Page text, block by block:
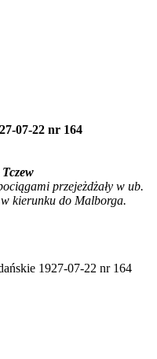
07-22 nr 164
przejeżdżały w ub.
kierunku do Malborga.
1927-07-22 nr 164